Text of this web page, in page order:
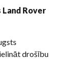
Rover
drošību